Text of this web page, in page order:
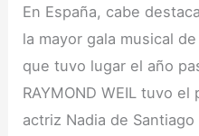
En España, cabe
la mayor gala musical
que tuvo lugar el año
RAYMOND WEIL tuvo
actriz Nadia de